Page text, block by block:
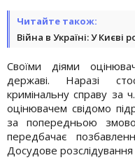
Читайте також:
Війна в Україні: У Києві
Своїми діями
державі. Наразі
кримінальну справу за
оцінювачем свідомо
за попередньою
передбачає
Досудове